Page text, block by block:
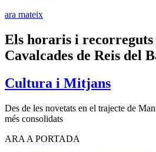
ara mateix
Els horaris i
Cavalcades de Reis del
Cultura i Mitjans
Des de les novetats en el trajecte de
més consolidats
ARA A PORTADA